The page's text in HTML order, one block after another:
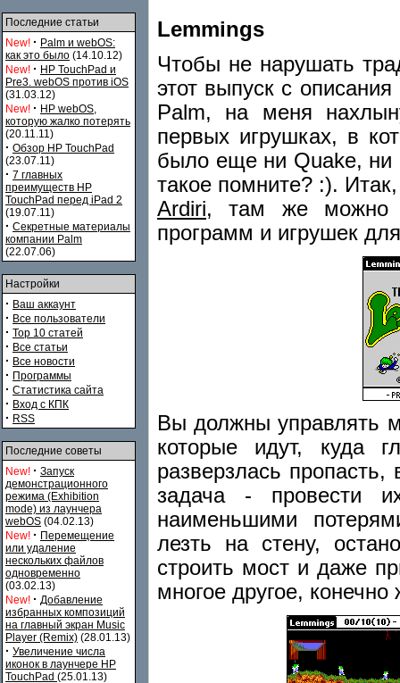
Последние статьи
New! · Palm и webOS:
как это было (14.10.12)
New! · HP TouchPad и
Pre3. webOS против iOS
(31.03.12)
New! · HP webOS,
которую жалко потерять
(20.11.11)
· Обзор HP TouchPad
(23.07.11)
· 7 главных
преимуществ HP
TouchPad перед iPad 2
(19.07.11)
· Секретные материалы
компании Palm
(22.07.06)
Настройки
· Ваш аккаунт
· Все пользователи
· Top 10 статей
· Все статьи
· Все новости
· Программы
· Статистика сайта
· Вход с КПК
· RSS
Последние советы
New! · Запуск
демонстрационного
режима (Exhibition
mode) из лаунчера
webOS (04.02.13)
New! · Перемещение
или удаление
нескольких файлов
одновременно
(03.02.13)
New! · Добавление
избранных композиций
на главный экран Music
Player (Remix) (28.01.13)
· Увеличение числа
иконок в лаунчере HP
TouchPad (25.01.13)
Lemmings
Чтобы не нарушать
этот выпуск с
Palm, на меня
первых игрушках, в
было еще ни Quake, ни
такое помните? :).
Ardiri, там же можно
программ и игрушек
Вы должны управлять
которые идут, куда
разверзлась
задача - провести
наименьшими
лезть на стену,
строить мост и даже
многое другое, конечно